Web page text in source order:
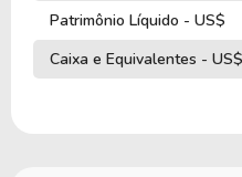
Patrimônio Líquido - US$
Caixa e Equivalentes - US$